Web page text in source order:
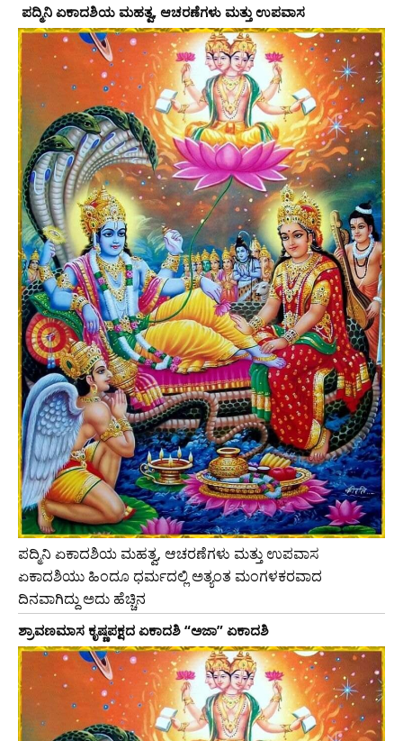
‌ ಪದ್ಮಿನಿ ಏಕಾದಶಿಯ ಮಹತ್ವ, ಆಚರಣೆಗಳು ಮತ್ತು ಉಪವಾಸ
ಪದ್ಮಿನಿ ಏಕಾದಶಿಯ ಮಹತ್ವ, ಆಚರಣೆಗಳು ಮತ್ತು ಉಪವಾಸ
ಏಕಾದಶಿಯು ಹಿಂದೂ ಧರ್ಮದಲ್ಲಿ ಅತ್ಯಂತ ಮಂಗಳಕರವಾದ
ದಿನವಾಗಿದ್ದು ಅದು ಹೆಚ್ಚಿನ
ಶ್ರಾವಣಮಾಸ ಕೃಷ್ಣಪಕ್ಷದ ಏಕಾದಶಿ “ಅಜಾ” ಏಕಾದಶಿ